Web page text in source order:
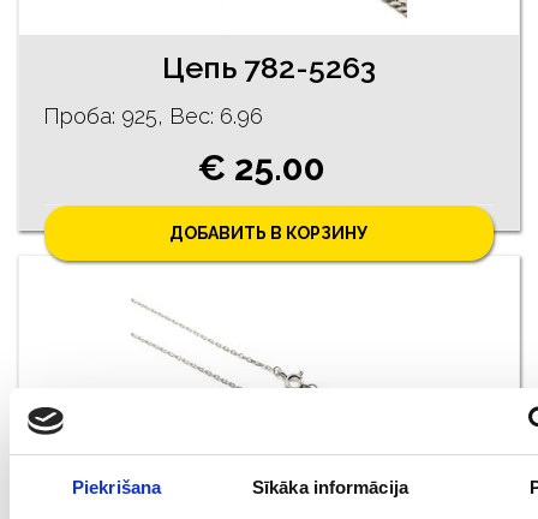
Piekrišana Sīkāka informācija
Цепь 782-5263
Проба: 925, Bес: 6.96
€ 25.00
ДОБАВИТЬ В КОРЗИНУ